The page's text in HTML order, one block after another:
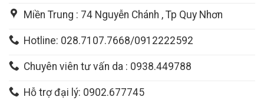
Miền Trung : 74 Nguyễn Chánh , Tp Quy Nhơn
Hotline: 028.7107.7668/0912222592
Chuyên viên tư vấn da : 0938.449788
Hỗ trợ đại lý: 0902.677745